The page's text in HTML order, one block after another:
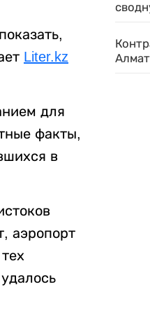
Liter.kz
для
факты,
в
аэропорт